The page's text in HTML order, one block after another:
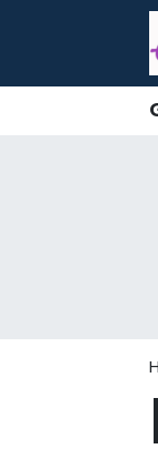
Nöbetçi
Tüm
Son